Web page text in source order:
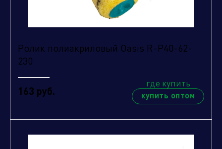
Ролик полиакриловый Oasis R-P40-62-
230
163 руб.
где купить
купить оптом